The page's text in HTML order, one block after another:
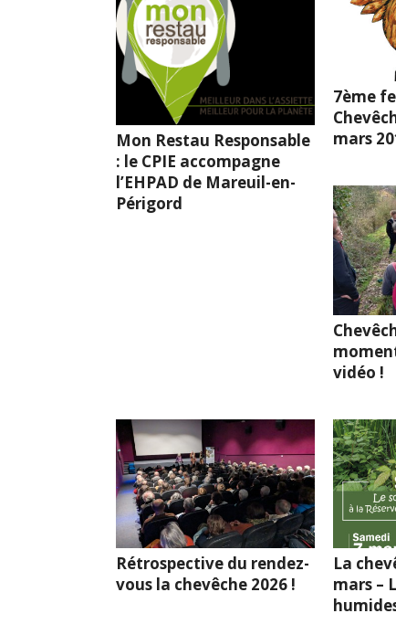
Mon Restau Responsable
: le CPIE accompagne
l’EHPAD de Mareuil-en-
Périgord
7ème
mars
vidéo !
Rétrospective du rendez-
vous la chevêche 2026 !
La
mars –